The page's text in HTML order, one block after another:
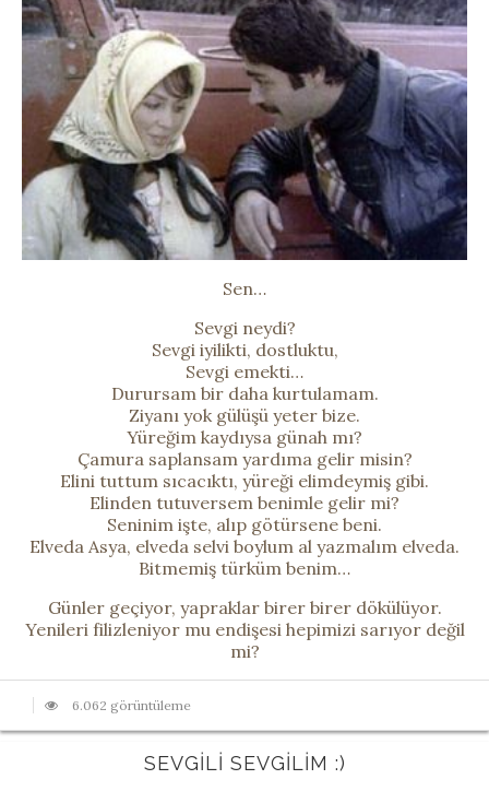
Sen…
Sevgi neydi?
Sevgi iyilikti, dostluktu,
Sevgi emekti…
Durursam bir daha kurtulamam.
Ziyanı yok gülüşü yeter bize.
Yüreğim kaydıysa günah mı?
Çamura saplansam yardıma gelir misin?
Elini tuttum sıcacıktı, yüreği elimdeymiş gibi.
Elinden tutuversem benimle gelir mi?
Seninim işte, alıp götürsene beni.
Elveda Asya, elveda selvi boylum al yazmalım elveda.
Bitmemiş türküm benim…
Günler geçiyor, yapraklar birer birer dökülüyor.
Yenileri filizleniyor mu endişesi hepimizi sarıyor değil
mi?
6.062 görüntüleme
SEVGILI SEVGILIM :)